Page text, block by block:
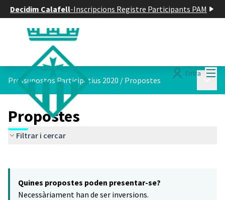
Decidim Calafell-Inscripcions Registre Participants PAM
Entra
Pressupostos Participatius 2020 / Propostes
Propostes
Filtrar i cercar
−
Quines propostes poden presentar-se?
Necessàriament han de ser inversions.